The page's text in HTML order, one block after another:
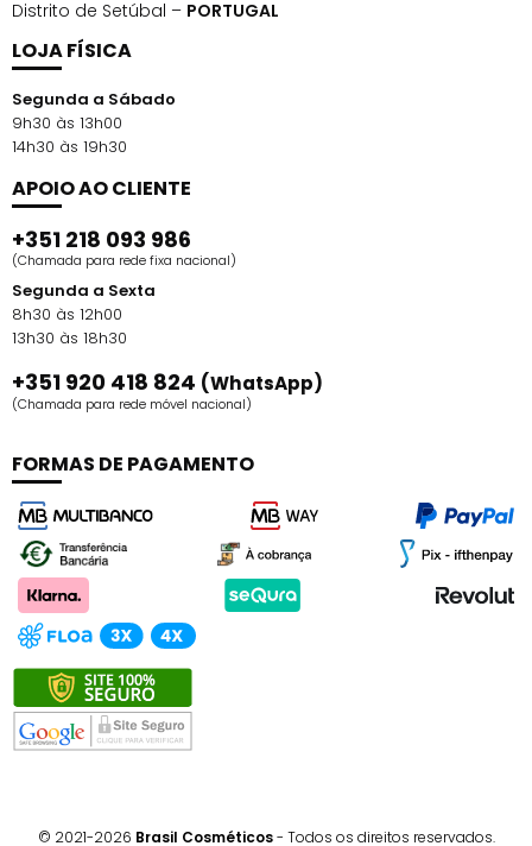
Distrito de Setúbal – PORTUGAL
LOJA FÍSICA
Segunda a Sábado
9h30 às 13h00
14h30 às 19h30
APOIO AO CLIENTE
+351 218 093 986
(Chamada para rede fixa nacional)
Segunda a Sexta
8h30 às 12h00
13h30 às 18h30
+351 920 418 824 (WhatsApp)
(Chamada para rede móvel nacional)
FORMAS DE PAGAMENTO
© 2021-2026 Brasil Cosméticos- Todos os direitos reservados.